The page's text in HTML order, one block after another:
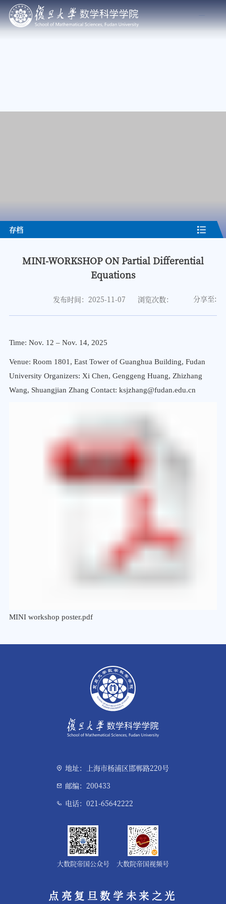
存档
MINI-WORKSHOP ON Partial Differential
Equations
发布时间：2025-11-07 浏览次数： 分享至:
Time: Nov. 12 – Nov. 14, 2025
Venue: Room 1801, East Tower of Guanghua Building, Fudan
University Organizers: Xi Chen, Genggeng Huang, Zhizhang
Wang, Shuangjian Zhang Contact: ksjzhang@fudan.edu.cn
MINI workshop poster.pdf
地址：上海市杨浦区邯郸路220号
邮编：200433
电话：021-65642222
大数院帝国公众号 大数院帝国视频号
点亮复旦数学未来之光